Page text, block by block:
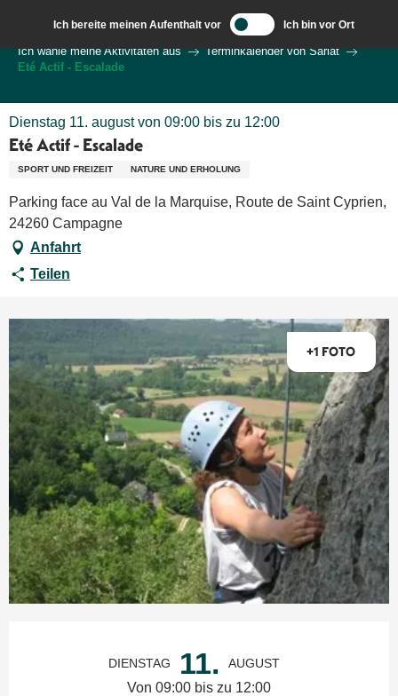
contenu
principal
Ich bereite meinen Aufenthalt vor Ich bin vor Ort
Ich wähle meine Aktivitäten aus
Terminkalender von Sarlat
Eté Actif - Escalade
Dienstag 11. august von 09:00 bis zu 12:00
Eté Actif - Escalade
SPORT UND FREIZEIT NATURE UND ERHOLUNG
Parking face au Val de la Marquise, Route de Saint Cyprien,
24260 Campagne
Anfahrt
Teilen
+1 FOTO
DIENSTAG 11. AUGUST
Von 09:00 bis zu 12:00